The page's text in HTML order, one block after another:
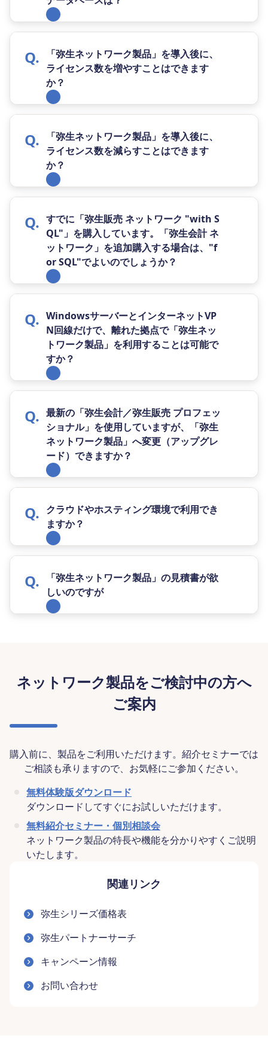
「弥生ネットワーク製品」を導入後に、
ライセンス数を増やすことはできます
か？
「弥生ネットワーク製品」を導入後に、
ライセンス数を減らすことはできます
か？
すでに「弥生販売 ネットワーク "with S
QL"」を購入しています。「弥生会計 ネ
ットワーク」を追加購入する場合は、"f
or SQL"でよいのでしょうか？
WindowsサーバーとインターネットVP
N回線だけで、離れた拠点で「弥生ネッ
トワーク製品」を利用することは可能で
すか？
最新の「弥生会計／弥生販売 プロフェッ
ショナル」を使用していますが、「弥生
ネットワーク製品」へ変更（アップグレ
ード）できますか？
クラウドやホスティング環境で利用でき
ますか？
「弥生ネットワーク製品」の見積書が欲
しいのですが
ネットワーク製品をご検討中の方へ
ご案内
購入前に、製品をご利用いただけます。紹介セミナーでは
ご相談も承りますので、お気軽にご参加ください。
無料体験版ダウンロード
ダウンロードしてすぐにお試しいただけます。
無料紹介セミナー・個別相談会
ネットワーク製品の特長や機能を分かりやすくご説明
いたします。
関連リンク
弥生シリーズ価格表
弥生パートナーサーチ
キャンペーン情報
お問い合わせ